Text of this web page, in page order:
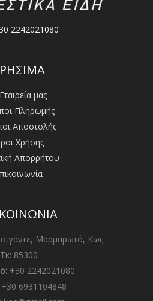
2242021080
μας
Πληρωμής
Αποστολής
Χρήσης
Απορρήτου
Μαρμαρωτό, Κως
Τκ: 85300
+30 2242021080
+30 6931104848